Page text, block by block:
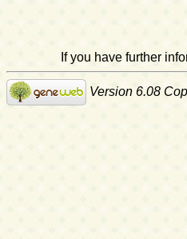
If you have further
Version 6.08